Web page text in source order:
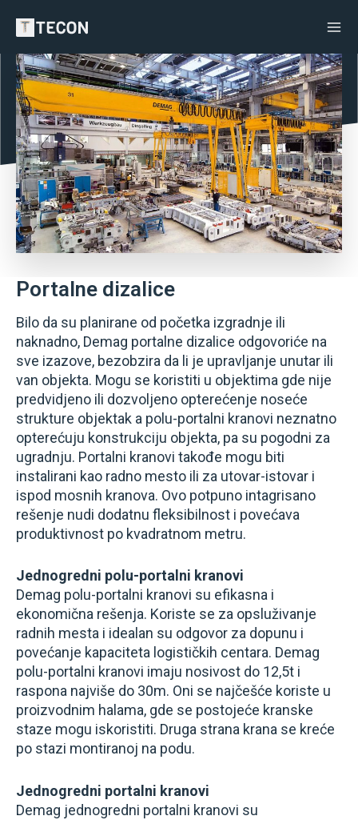
Skip
content
Portalne dizalice
Bilo da su planirane od početka izgradnje ili
naknadno, Demag portalne dizalice odgovoriće na
sve izazove, bezobzira da li je upravljanje unutar ili
van objekta. Mogu se koristiti u objektima gde nije
predvidjeno ili dozvoljeno opterećenje noseće
strukture objektak a polu-portalni kranovi neznatno
opterećuju konstrukciju objekta, pa su pogodni za
ugradnju. Portalni kranovi takođe mogu biti
instalirani kao radno mesto ili za utovar-istovar i
ispod mosnih kranova. Ovo potpuno intagrisano
rešenje nudi dodatnu fleksibilnost i povećava
produktivnost po kvadratnom metru.
Jednogredni polu-portalni kranovi
Demag polu-portalni kranovi su efikasna i
ekonomična rešenja. Koriste se za opsluživanje
radnih mesta i idealan su odgovor za dopunu i
povećanje kapaciteta logističkih centara. Demag
polu-portalni kranovi imaju nosivost do 12,5t i
raspona najviše do 30m. Oni se najčešće koriste u
proizvodnim halama, gde se postojeće kranske
staze mogu iskoristiti. Druga strana krana se kreće
po stazi montiranoj na podu.
Jednogredni portalni kranovi
Demag jednogredni portalni kranovi su